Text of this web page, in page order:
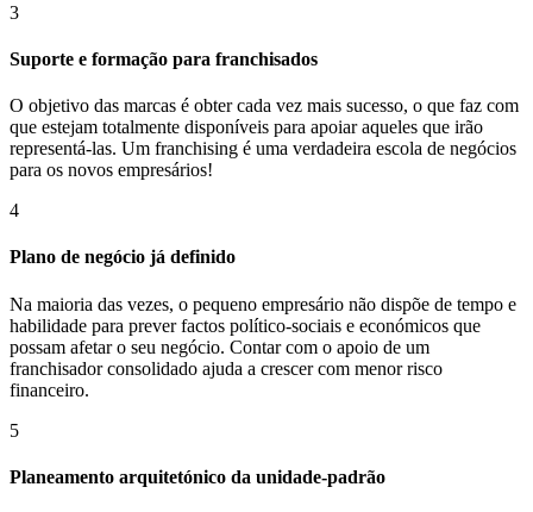
3
Suporte e formação para franchisados
O objetivo das marcas é obter cada vez mais sucesso, o que faz com
que estejam totalmente disponíveis para apoiar aqueles que irão
representá-las. Um franchising é uma verdadeira escola de negócios
para os novos empresários!
4
Plano de negócio já definido
Na maioria das vezes, o pequeno empresário não dispõe de tempo e
habilidade para prever factos político-sociais e económicos que
possam afetar o seu negócio. Contar com o apoio de um
franchisador consolidado ajuda a crescer com menor risco
financeiro.
5
Planeamento arquitetónico da unidade-padrão